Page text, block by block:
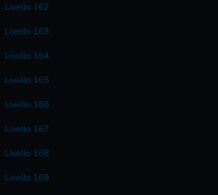
Livello 162
Livello 163
Livello 164
Livello 165
Livello 166
Livello 167
Livello 168
Livello 169